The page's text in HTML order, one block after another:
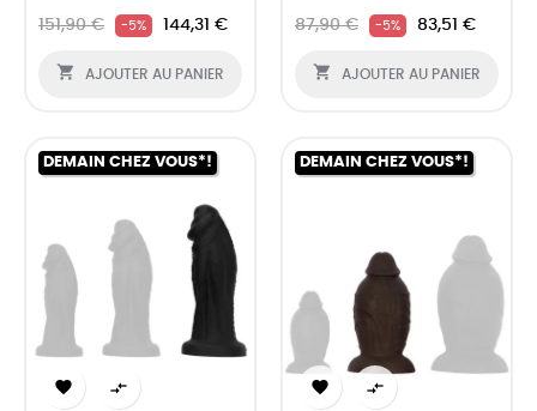
151,90 € -5% 144,31 €
 AJOUTER AU PANIER
87,90 € -5% 83,51 €
 AJOUTER AU PANIER
DEMAIN CHEZ VOUS*!
 
DEMAIN CHEZ VOUS*!
 